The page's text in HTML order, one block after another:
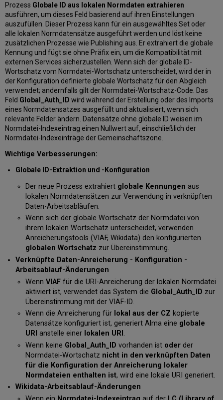
Prozess Globale ID aus lokalen Normdaten extrahieren
ausführen, um dieses Feld basierend auf ihren Einstellungen
auszufüllen. Dieser Prozess kann für ein ausgewähltes Set oder
alle lokalen Normdatensätze ausgeführt werden und löst keine
zusätzlichen Prozesse wie Publishing aus. Er extrahiert die globale
Kennung und fügt sie ohne Präfix ein, um die Kompatibilität mit
externen Services sicherzustellen. Wenn sich der globale ID-
Wortschatz vom Normdatei-Wortschatz unterscheidet, wird der in
der Konfiguration definierte globale Wortschatz für den Abgleich
verwendet; andernfalls gilt der Normdatei-Wortschatz-Code. Das
Feld Global_Auth_ID wird während der Erstellung oder des Imports
eines Normdatensatzes ausgefüllt und aktualisiert, wenn sich
relevante Felder ändern. Datensätze ohne globale ID weisen im
Normdatei-Indexeintrag einen Nullwert auf, einschließlich der
Normdatei-Indexeinträge der Gemeinschaftszone.
Wichtige Verbesserungen:
Globale ID-Extraktion und -Konfiguration
Der neue Prozess extrahiert globale Kennungen aus
lokalen Normdatensätzen zur Verwendung in verknüpften
Daten-Arbeitsabläufen.
Wenn sich der globale Wortschatz der Normdatei von
ihrem lokalen Wortschatz unterscheidet, verwenden
Anreicherungstools (VIAF, Wikidata) den konfigurierten
globalen Wortschatz zur Übereinstimmung.
Verknüpfte Daten-Anreicherung - Konfiguration -
Arbeitsablauf-Änderungen
Wenn VIAFfür die URI-Anreicherung der lokalen Normdatei
aktiviert ist, verwendet das System die Global_Auth_ID zur
Übereinstimmung mit der VIAF-ID.
Wenn die Anreicherung für lokal aus der CZ kopierte
Datensätze konfiguriert ist, generiert Alma eine globale
URI anstelle einer lokalen URI .
Wenn keine Global_Auth_ID vorhanden ist oderder
Normdatei-Wortschatz nicht in den verknüpften Daten
für die Konfiguration der Anreicherung lokaler
Normdateien enthalten ist, wird eine lokale URI generiert.
Wikidata-Arbeitsablauf-Änderungen